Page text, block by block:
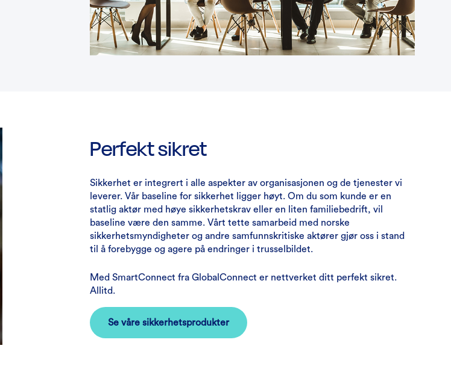
Perfekt sikret
Sikkerhet er integrert i alle aspekter av organisasjonen og de tjenester vi
leverer. Vår baseline for sikkerhet ligger høyt. Om du som kunde er en
statlig aktør med høye sikkerhetskrav eller en liten familiebedrift, vil
baseline være den samme. Vårt tette samarbeid med norske
sikkerhetsmyndigheter og andre samfunnskritiske aktører gjør oss i stand
til å forebygge og agere på endringer i trusselbildet.
Med SmartConnect fra GlobalConnect er nettverket ditt perfekt sikret.
Allitd.
Se våre sikkerhetsprodukter